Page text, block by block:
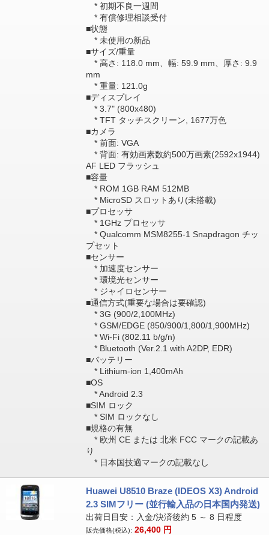
* 初期不良一週間
* 有償修理相談受付
■状態
* 未使用の新品
■サイズ/重量
* 高さ: 118.0 mm、幅: 59.9 mm、厚さ: 9.9
mm
* 重量: 121.0g
■ディスプレイ
* 3.7" (800x480)
* TFT タッチスクリーン, 1677万色
■カメラ
* 前面: VGA
* 背面: 有効画素数約500万画素(2592x1944)
AF LED フラッシュ
■容量
* ROM 1GB RAM 512MB
* MicroSD スロットあり(未搭載)
■プロセッサ
* 1GHz プロセッサ
* Qualcomm MSM8255-1 Snapdragon チッ
プセット
■センサー
* 加速度センサー
* 環境光センサー
* ジャイロセンサー
■通信方式(重要な場合は要確認)
* 3G (900/2,100MHz)
* GSM/EDGE (850/900/1,800/1,900MHz)
* Wi-Fi (802.11 b/g/n)
* Bluetooth (Ver.2.1 with A2DP, EDR)
■バッテリー
* Lithium-ion 1,400mAh
■OS
* Android 2.3
■SIM ロック
* SIM ロックなし
■規格の有無
* 欧州 CE または 北米 FCC マークの記載あ
り
* 日本国技適マークの記載なし
Huawei U8510 Braze (IDEOS X3) Android
2.3 SIMフリー (並行輸入品の日本国内発送)
出荷日目安：入金/決済後約 5 ～ 8 日程度
販売価格(税込): 26,400 円